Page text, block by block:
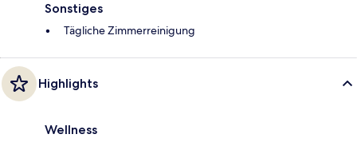
Sonstiges
Tägliche Zimmerreinigung
Highlights
Wellness